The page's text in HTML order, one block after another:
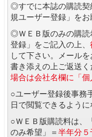
◎すでに本誌の購読契
規ユーザー登録」をお
◎ＷＥＢ版のみの購読
登録」をご記入の上、
して下さい。メール
書き添えの上ご返送く
場合は会社名欄に「個
○ユーザー登録後事務
日で閲覧できるように
○ＷＥＢ版購読料は、
のみ希望」＝ 半年分５